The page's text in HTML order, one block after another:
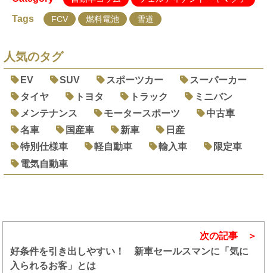
Tags FCV 燃料電池 雪道
人気のタグ
EV SUV スポーツカー
スーパーカー
タイヤ
トヨタ トラック
ミニバン
メンテナンス
モータースポーツ
中古車
名車
国産車 新車
日産
特別仕様車
軽自動車 輸入車
限定車
電気自動車
次の記事
好条件を引き出しやすい！ 新車セールスマンに「気に
入られるお客」とは